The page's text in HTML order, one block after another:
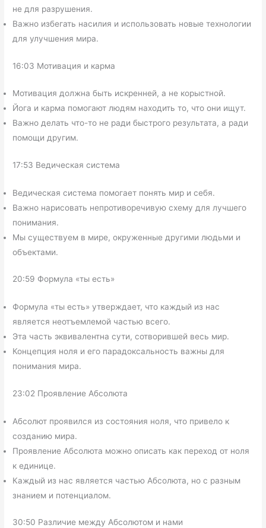
не для разрушения.
Важно избегать насилия и использовать новые технологии
для улучшения мира.
16:03 Мотивация и карма
Мотивация должна быть искренней, а не корыстной.
Йога и карма помогают людям находить то, что они ищут.
Важно делать что-то не ради быстрого результата, а ради
помощи другим.
17:53 Ведическая система
Ведическая система помогает понять мир и себя.
Важно нарисовать непротиворечивую схему для лучшего
понимания.
Мы существуем в мире, окруженные другими людьми и
объектами.
20:59 Формула «ты есть»
Формула «ты есть» утверждает, что каждый из нас
является неотъемлемой частью всего.
Эта часть эквивалентна сути, сотворившей весь мир.
Концепция ноля и его парадоксальность важны для
понимания мира.
23:02 Проявление Абсолюта
Абсолют проявился из состояния ноля, что привело к
созданию мира.
Проявление Абсолюта можно описать как переход от ноля
к единице.
Каждый из нас является частью Абсолюта, но с разным
знанием и потенциалом.
30:50 Различие между Абсолютом и нами